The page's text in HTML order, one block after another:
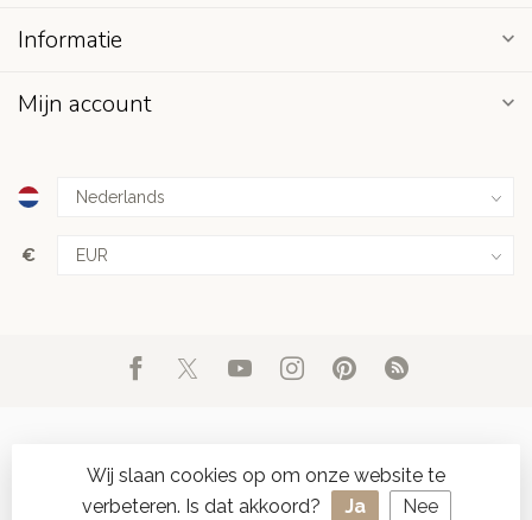
Informatie
Mijn account
€
© Copyright 2026 d'Oude Seylmakerij- Powered by Lightspeed
Wij slaan cookies op om onze website te
verbeteren. Is dat akkoord?
Ja Nee